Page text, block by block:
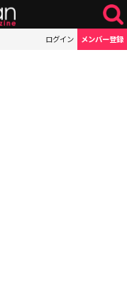
ログイン メンバー登録